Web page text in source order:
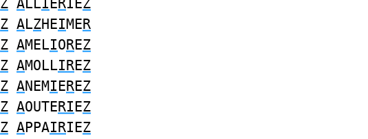
Z ALLIERIEZ
Z ALZHEIMER
Z AMELIOREZ
Z AMOLLIREZ
Z ANEMIEREZ
Z AOUTERIEZ
Z APPAIRIEZ